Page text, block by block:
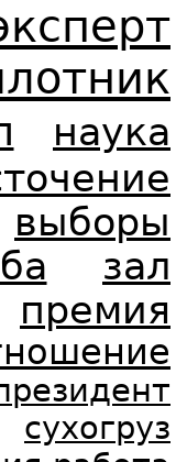
наука
выборы
зал
премия
сухогруз